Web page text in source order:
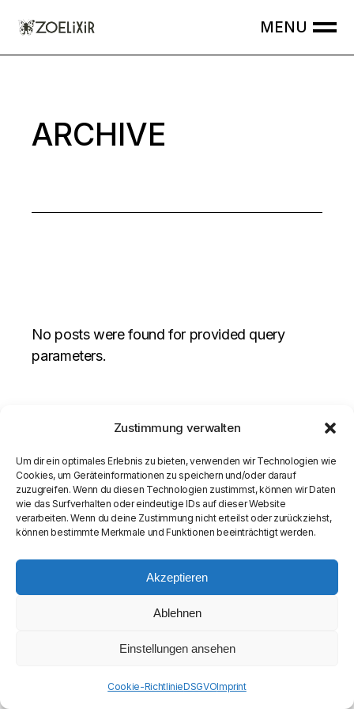
Zustimmung verwalten
Um dir ein optimales Erlebnis zu bieten, verwenden wir Technologien wie
Cookies, um Geräteinformationen zu speichern und/oder darauf
zuzugreifen. Wenn du diesen Technologien zustimmst, können wir Daten
wie das Surfverhalten oder eindeutige IDs auf dieser Website
verarbeiten. Wenn du deine Zustimmung nicht erteilst oder zurückziehst,
können bestimmte Merkmale und Funktionen beeinträchtigt werden.
Akzeptieren
Ablehnen
Einstellungen ansehen
Cookie-RichtlinieDSGVOImprint
ARCHIVE
No posts were found for provided query
parameters.
SEAMASTER MEDIA LIMITED